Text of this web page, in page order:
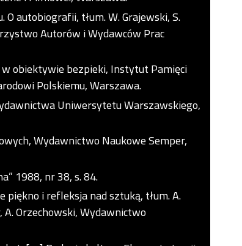
autobiografii, tłum. W. Grajewski, S.
Autorów i Wydawców Prac
w obiektywie bezpieki, Instytut Pamięci
Polskiemu, Warszawa.
Uniwersytetu Warszawskiego,
Wydawnictwo Naukowe Semper,
1988, nr 38, s. 84.
i refleksja nad sztuką, tłum. A.
A. Orzechowski, Wydawnictwo